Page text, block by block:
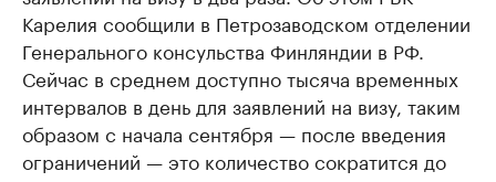
Карелия сообщили в Петрозаводском отделении
Генерального консульства Финляндии в РФ.
Сейчас в среднем доступно тысяча временных
интервалов в день для заявлений на визу, таким
образом с начала сентября — после введения
ограничений — это количество сократится до